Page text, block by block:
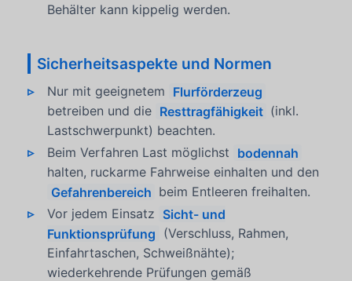
Behälter kann kippelig werden.
Sicherheitsaspekte und Normen
Nur mit geeignetem Flurförderzeug
betreiben und die Resttragfähigkeit (inkl.
Lastschwerpunkt) beachten.
Beim Verfahren Last möglichst bodennah
halten, ruckarme Fahrweise einhalten und den
Gefahrenbereich beim Entleeren freihalten.
Vor jedem Einsatz Sicht- und
Funktionsprüfung (Verschluss, Rahmen,
Einfahrtaschen, Schweißnähte);
wiederkehrende Prüfungen gemäß